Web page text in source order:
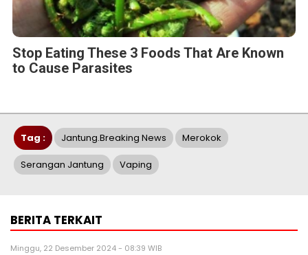
Stop Eating These 3 Foods That Are Known
to Cause Parasites
Tag : Jantung.Breaking News Merokok
Serangan Jantung Vaping
BERITA TERKAIT
Minggu, 22 Desember 2024 - 08:39 WIB